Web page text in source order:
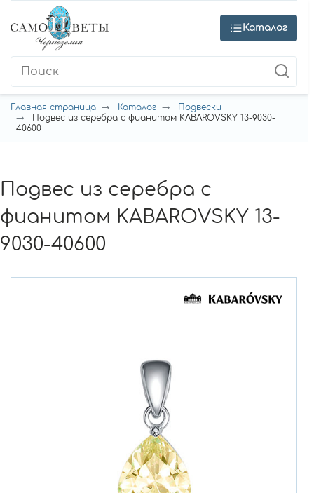
Каталог
Главная страница Каталог
Подвески
Подвес из серебра с фианитом KABAROVSKY 13-9030-
40600
Подвес из серебра с
фианитом KABAROVSKY 13-
9030-40600